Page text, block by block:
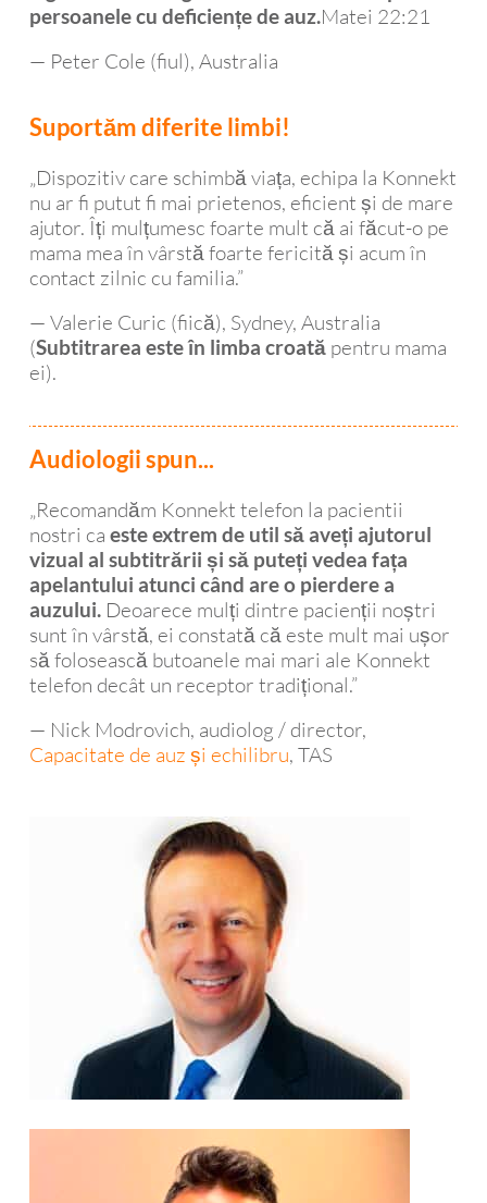
persoanele cu deficiențe de auz.Matei 22:21
— Peter Cole (fiul), Australia
Suportăm diferite limbi!
„Dispozitiv care schimbă viața, echipa la Konnekt
nu ar fi putut fi mai prietenos, eficient și de mare
ajutor. Îți mulțumesc foarte mult că ai făcut-o pe
mama mea în vârstă foarte fericită și acum în
contact zilnic cu familia.”
— Valerie Curic (fiică), Sydney, Australia
(Subtitrarea este în limba croată pentru mama
ei).
Audiologii spun...
„Recomandăm Konnekt telefon la pacientii
nostri ca este extrem de util să aveți ajutorul
vizual al subtitrării și să puteți vedea fața
apelantului atunci când are o pierdere a
auzului. Deoarece mulți dintre pacienții noștri
sunt în vârstă, ei constată că este mult mai ușor
să folosească butoanele mai mari ale Konnekt
telefon decât un receptor tradițional.”
— Nick Modrovich, audiolog / director,
Capacitate de auz și echilibru, TAS